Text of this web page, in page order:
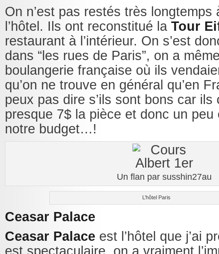
On n’est pas restés très longtemps
l’hôtel. Ils ont reconstitué la Tour
restaurant à l’intérieur. On s’est
dans “les rues de Paris”, on a
boulangerie française où ils
qu’on ne trouve en général qu’en
peux pas dire s’ils sont bons car ils
presque 7$ la pièce et donc un peu
notre budget…!
Un flan par susshin27au
L’hôtel Paris
Ceasar Palace
Ceasar Palace est l’hôtel que j’ai
est spectaculaire, on a vraiment